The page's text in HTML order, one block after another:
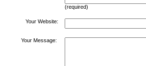
(required)
Your Website:
Your Message: